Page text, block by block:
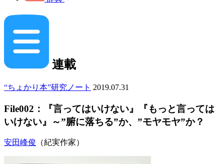
連載
“ちょかり本”研究ノート 2019.07.31
File002：『言ってはいけない』『もっと言っては
いけない』～”腑に落ちる”か、”モヤモヤ”か？
安田峰俊 （紀実作家）